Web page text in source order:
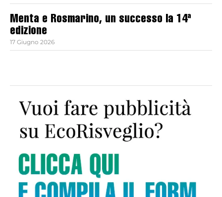
Menta e Rosmarino, un successo la 14ª
edizione
17 Giugno 2026